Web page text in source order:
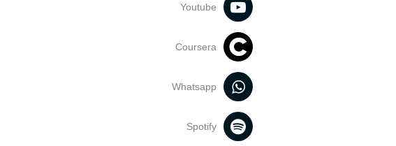
Youtube
Coursera
Whatsapp
Spotify